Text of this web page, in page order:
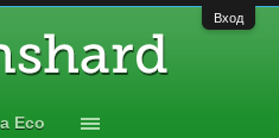
Вход
Eco